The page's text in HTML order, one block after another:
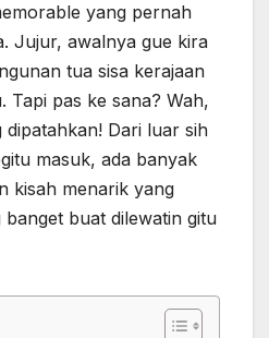
yang pernah
Jujur, awalnya gue kira
tua sisa kerajaan
Tapi pas ke sana? Wah,
dipatahkan! Dari luar sih
masuk, ada banyak
kisah menarik yang
buat dilewatin gitu